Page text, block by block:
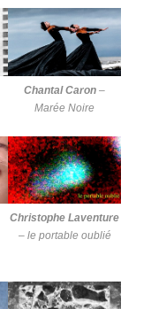
Chantal Caron –
Marée Noire
Christophe Laventure
– le portable oublié